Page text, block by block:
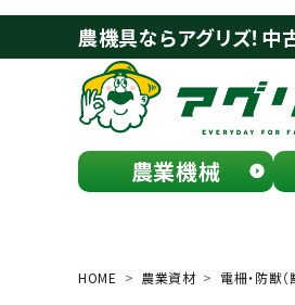
農機具ならアグリズ！
農業機械
search
HOME 農業資材 電柵・防獣